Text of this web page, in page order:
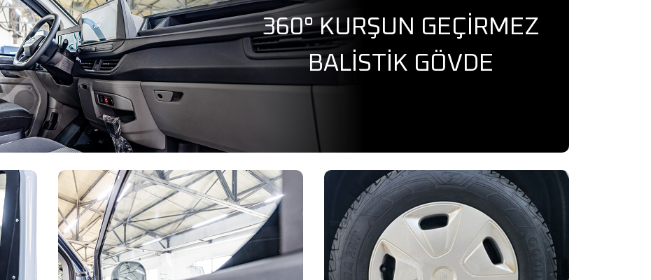
360° KURŞUN GEÇİRMEZ
BALİSTİK GÖVDE